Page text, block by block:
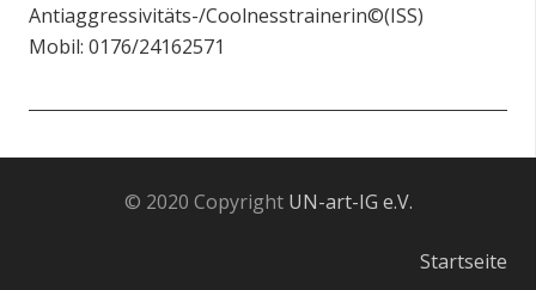
Antiaggressivitäts-/Coolnesstrainerin©(ISS)
Mobil: 0176/24162571
© 2020 Copyright UN-art-IG e.V.
Startseite